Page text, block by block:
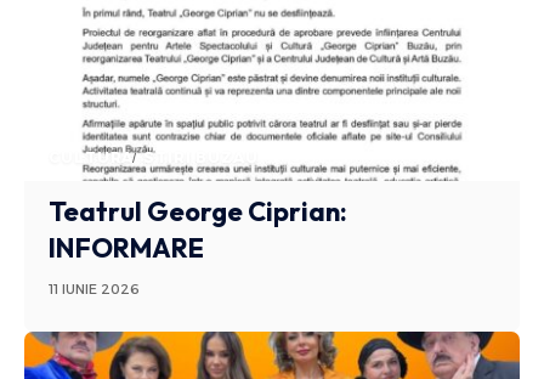
CULTURA STIRI BUZAU
Teatrul George Ciprian:
INFORMARE
11 IUNIE 2026